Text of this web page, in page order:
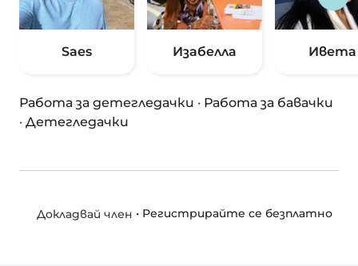
Saes Изабелла Ивета
Работа за детегледачки · Работа за бавачки
· Детегледачки
Докладвай член • Регистрирайте се безплатно